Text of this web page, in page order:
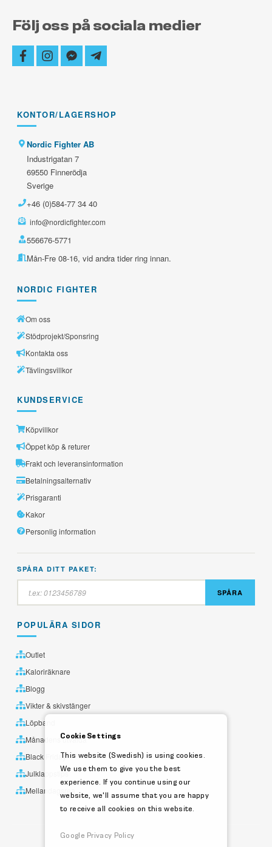
Följ oss på sociala medier
facebookinstagram
facebook-
messenger
telegram-
plane
KONTOR/LAGERSHOP
Nordic Fighter AB
Industrigatan 7
69550 Finnerödja
Sverige
+46 (0)584-77 34 40
info@nordicfighter.com
556676-5771
Mån-Fre 08-16, vid andra tider ring innan.
NORDIC FIGHTER
Om oss
Stödprojekt/Sponsring
Kontakta oss
Tävlingsvillkor
KUNDSERVICE
Köpvillkor
Öppet köp & returer
Frakt och leveransinformation
Betalningsalternativ
Prisgaranti
Kakor
Personlig information
SPÅRA DITT PAKET:
SPÅRA
POPULÄRA SIDOR
Outlet
Kaloriräknare
Blogg
Vikter & skivstänger
Löpband
Månadens utvalda
Black Friday
Julklappstips
Mellandagsrea
Cookie Settings
This website (Swedish) is using cookies.
We use them to give you the best
experience. If you continue using our
website, we'll assume that you are happy
to receive all cookies on this website.
Google Privacy Policy